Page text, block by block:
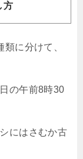
方
に分けて、
の午前8時30
にはさむか古